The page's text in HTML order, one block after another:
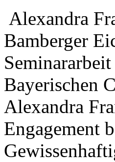
Alexandra
Bamberger
Bayerischen
Alexandra
Engagement